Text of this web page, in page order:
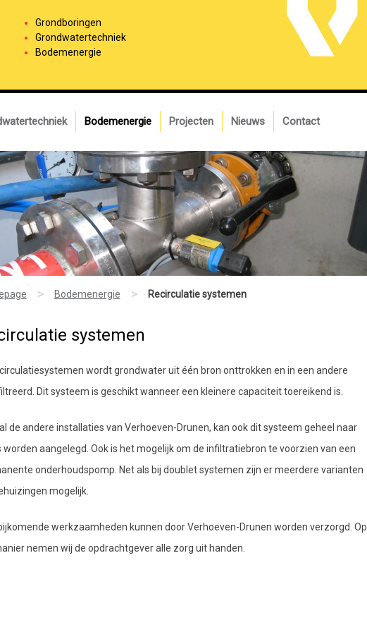
Grondboringen
Grondwatertechniek
Bodemenergie
Bodemenergie Projecten Nieuws Contact
> Bodemenergie > Recirculatie systemen
systemen
wordt grondwater uit één bron onttrokken en in een andere
Dit systeem is geschikt wanneer een kleinere capaciteit toereikend is.
de andere installaties van Verhoeven-Drunen, kan ook dit systeem geheel naar
worden aangelegd. Ook is het mogelijk om de infiltratiebron te voorzien van een
onderhoudspomp. Net als bij doublet systemen zijn er meerdere varianten
mogelijk.
werkzaamheden kunnen door Verhoeven-Drunen worden verzorgd. Op
nemen wij de opdrachtgever alle zorg uit handen.